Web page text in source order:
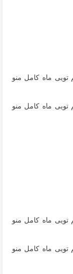
تویی ماه کامل منو
تویی ماه کامل منو
تویی ماه کامل منو
تویی ماه کامل منو